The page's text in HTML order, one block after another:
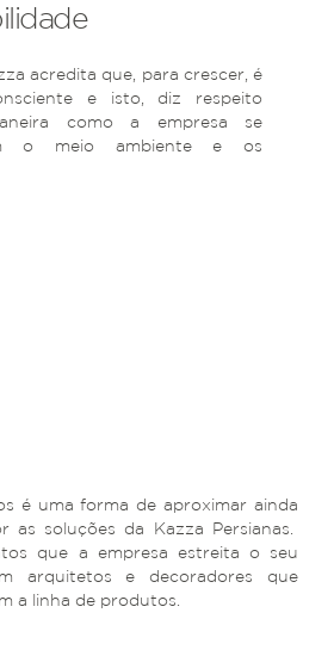
acredita que, para crescer, é
e isto, diz respeito
como a empresa se
o meio ambiente e os
é uma forma de aproximar ainda
as soluções da Kazza Persianas.
que a empresa estreita o seu
arquitetos e decoradores que
a linha de produtos.